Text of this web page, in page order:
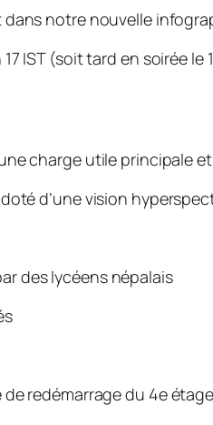
dans notre nouvelle
IST (soit tard en soirée
charge utile principale
d’une vision
des lycéens népalais
redémarrage du 4e